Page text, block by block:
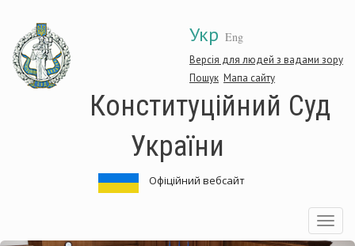
основного
матеріалу
Укр Eng
Версія для людей з вадами зору
Пошук Мапа сайту
Конституційний Суд
України
Офіційний вебсайт
Toggle